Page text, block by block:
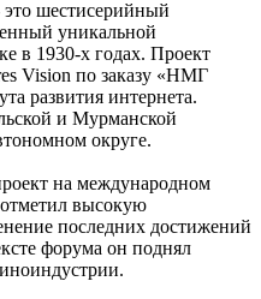
шестисерийный
уникальной
в 1930-х годах. Проект
Vision по заказу «НМГ
развития интернета.
и Мурманской
округе.
на международном
высокую
последних достижений
форума он поднял